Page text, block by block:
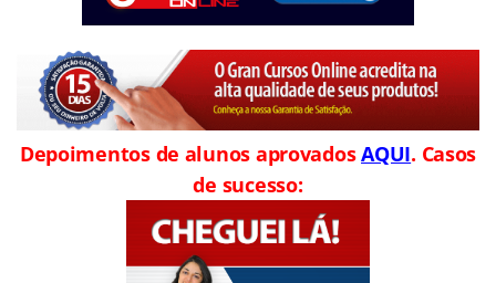
Depoimentos de alunos aprovadosAQUI. Casos
de sucesso: